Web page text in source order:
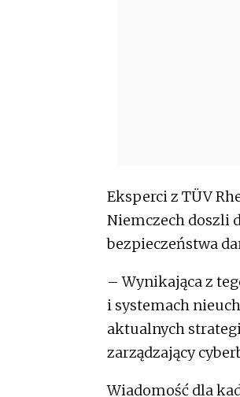
Eksperci z TÜV
Niemczech doszli
bezpieczeństwa
– Wynikająca z
i systemach
aktualnych
zarządzający
Wiadomość dla